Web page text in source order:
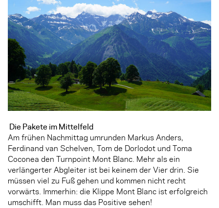
Die Pakete im Mittelfeld
Am frühen Nachmittag umrunden Markus Anders,
Ferdinand van Schelven, Tom de Dorlodot und Toma
Coconea den Turnpoint Mont Blanc. Mehr als ein
verlängerter Abgleiter ist bei keinem der Vier drin. Sie
müssen viel zu Fuß gehen und kommen nicht recht
vorwärts. Immerhin: die Klippe Mont Blanc ist erfolgreich
umschifft. Man muss das Positive sehen!